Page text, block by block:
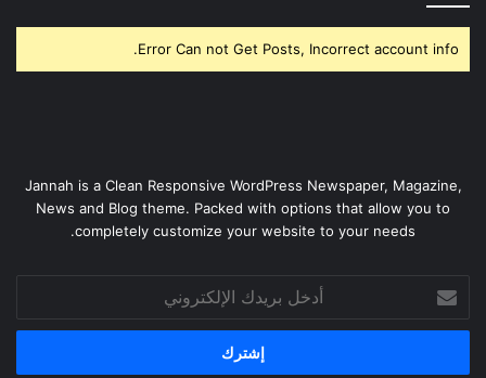
Error Can not Get Posts, Incorrect account info.
Jannah is a Clean Responsive WordPress Newspaper, Magazine,
News and Blog theme. Packed with options that allow you to
completely customize your website to your needs.
بريدك
الإلكتروني